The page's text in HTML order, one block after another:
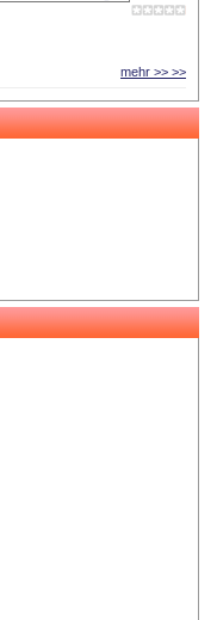
mehr >> >>